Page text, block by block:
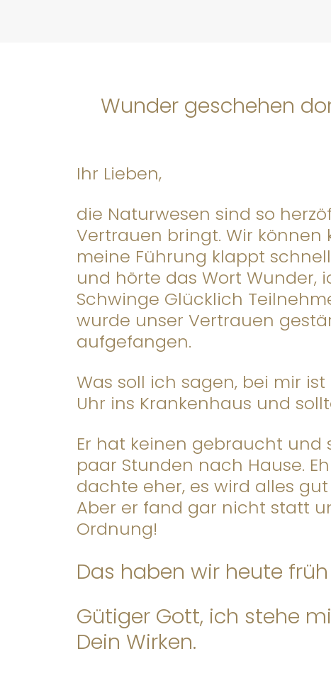
Wunder geschehen
Ihr Lieben,
die Naturwesen sind so
Vertrauen bringt. Wir
meine Führung klappt
und hörte das Wort
Schwinge Glücklich
wurde unser Vertrauen
aufgefangen.
Was soll ich sagen, bei mir
Uhr ins Krankenhaus und
Er hat keinen gebraucht und
paar Stunden nach Hause.
dachte eher, es wird alles
Aber er fand gar nicht statt
Ordnung!
Das haben wir heute
Gütiger Gott, ich stehe
Dein Wirken.